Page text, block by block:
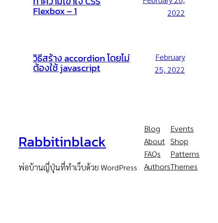
Flexbox – 1
2022
วิธีสร้าง accordion โดยไม่
ต้องใช้ javascript
February
25, 2022
Rabbitinblack
พ่อบ้านญี่ปุ่นที่ทำเว็บด้วย WordPress
Blog
About
FAQs
Authors
Events
Shop
Patterns
Themes